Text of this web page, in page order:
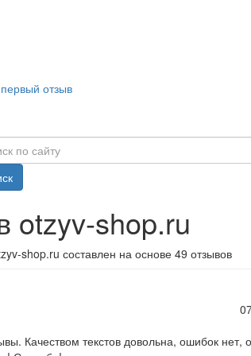
отзыв
otzyv-shop.ru
shop.ru составлен на основе 49 отзывов
Качеством текстов довольна, ошибок нет,